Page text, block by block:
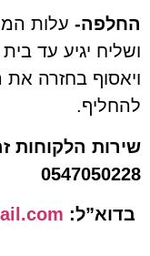
יגיע עד בית
בחזרה את
הלקוחות זמין